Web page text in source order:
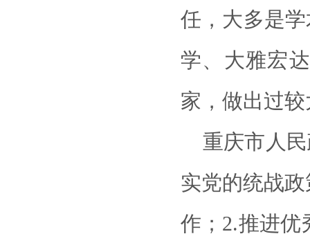
任，大多是
学、大雅宏
家，做出过
重庆市人
实党的统战
作；2.推进优